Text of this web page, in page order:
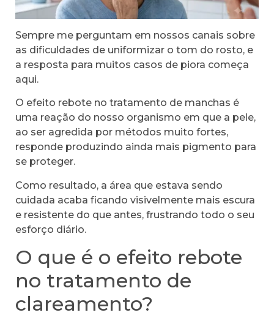
Sempre me perguntam em nossos canais sobre
as dificuldades de uniformizar o tom do rosto, e
a resposta para muitos casos de piora começa
aqui.
O efeito rebote no tratamento de manchas é
uma reação do nosso organismo em que a pele,
ao ser agredida por métodos muito fortes,
responde produzindo ainda mais pigmento para
se proteger.
Como resultado, a área que estava sendo
cuidada acaba ficando visivelmente mais escura
e resistente do que antes, frustrando todo o seu
esforço diário.
O que é o efeito rebote
no tratamento de
clareamento?